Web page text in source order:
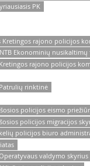
PK
rajono policijos
Ekonominių
rajono policijos
rinktinė
policijos eismo
policijos migracijos
policijos biuro
valdymo skyrius